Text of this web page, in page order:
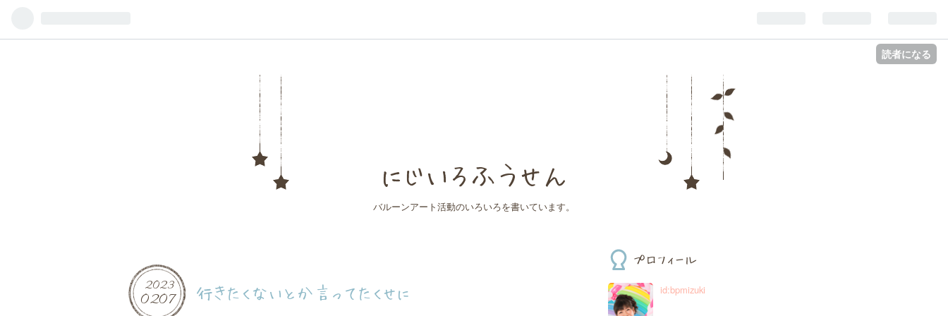
読者になる
にじいろふうせん
バルーンアート活動のいろいろを書いています。
2023
0207 行きたくないとか言ってたくせに
プロフィール
id:bpmizuki